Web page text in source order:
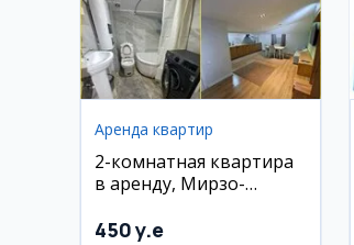
Аренда квартир
2-комнатная квартира
в аренду, Мирзо-
Корасу-6
450 y.e